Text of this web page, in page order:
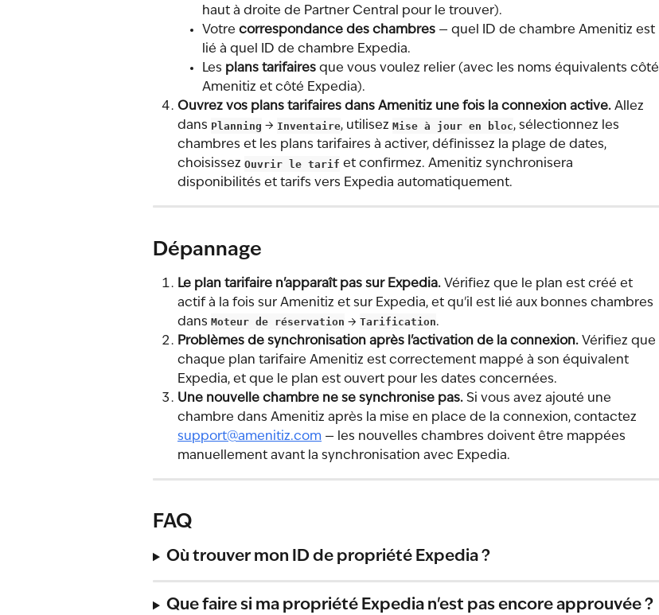
haut à droite de Partner Central pour le trouver).
Votre correspondance des chambres — quel ID de chambre Amenitiz est
lié à quel ID de chambre Expedia.
Les plans tarifaires que vous voulez relier (avec les noms équivalents côté
Amenitiz et côté Expedia).
Ouvrez vos plans tarifaires dans Amenitiz une fois la connexion active. Allez
dans Planning → Inventaire, utilisez Mise à jour en bloc, sélectionnez les
chambres et les plans tarifaires à activer, définissez la plage de dates,
choisissez Ouvrir le tarif et confirmez. Amenitiz synchronisera
disponibilités et tarifs vers Expedia automatiquement.
Dépannage
Le plan tarifaire n'apparaît pas sur Expedia. Vérifiez que le plan est créé et
actif à la fois sur Amenitiz et sur Expedia, et qu'il est lié aux bonnes chambres
dans Moteur de réservation → Tarification.
Problèmes de synchronisation après l'activation de la connexion. Vérifiez que
chaque plan tarifaire Amenitiz est correctement mappé à son équivalent
Expedia, et que le plan est ouvert pour les dates concernées.
Une nouvelle chambre ne se synchronise pas. Si vous avez ajouté une
chambre dans Amenitiz après la mise en place de la connexion, contactez
support@amenitiz.com — les nouvelles chambres doivent être mappées
manuellement avant la synchronisation avec Expedia.
FAQ
Où trouver mon ID de propriété Expedia ?
Que faire si ma propriété Expedia n'est pas encore approuvée ?